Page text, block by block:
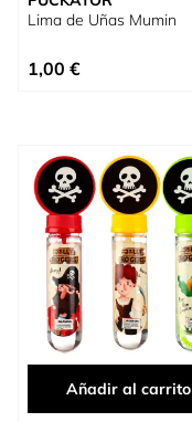
Lima de Uñas Mumin
1,00 €
Añadir al carrito